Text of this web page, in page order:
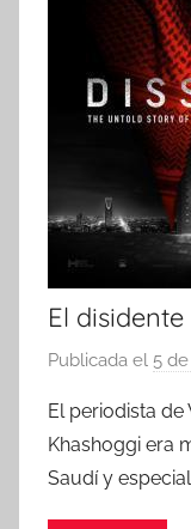
El disidente
Publicada el 5
El periodista de
Khashoggi era
Saudí y